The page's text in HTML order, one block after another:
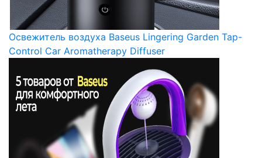
Освежитель воздуха Baseus Lingering Garden Tap-
Control Car Aromatherapy Diffuser